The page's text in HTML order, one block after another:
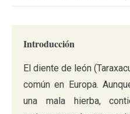
Introducción
El diente de león
común en Europa.
una mala hierba,